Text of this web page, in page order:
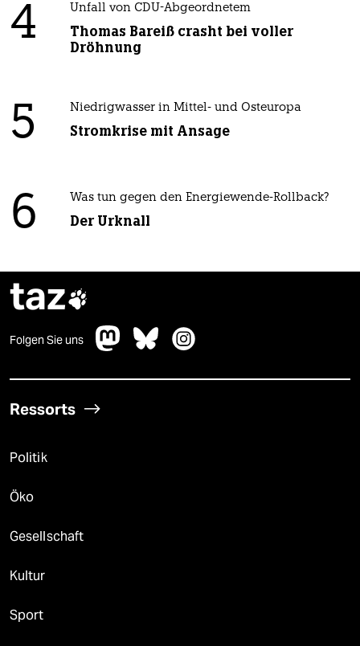
4 Unfall von CDU-Abgeordnetem
Thomas Bareiß crasht bei voller
Dröhnung
5 Niedrigwasser in Mittel- und Osteuropa
Stromkrise mit Ansage
6 Was tun gegen den Energiewende-Rollback?
Der Urknall
taz
Folgen Sie uns
Ressorts
Politik
Öko
Gesellschaft
Kultur
Sport